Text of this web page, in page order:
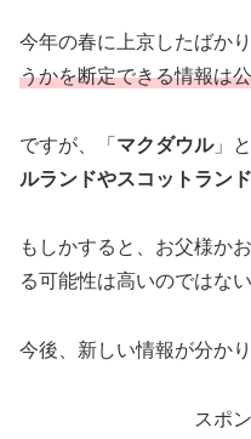
今年の春に上京したばか
うかを断定できる情報は
ですが、「マクダウル」
ルランドやスコットラン
もしかすると、お父様か
る可能性は高いのではな
今後、新しい情報が分か
スポ